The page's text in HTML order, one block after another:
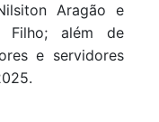
Aragão e
Filho; além de
e servidores